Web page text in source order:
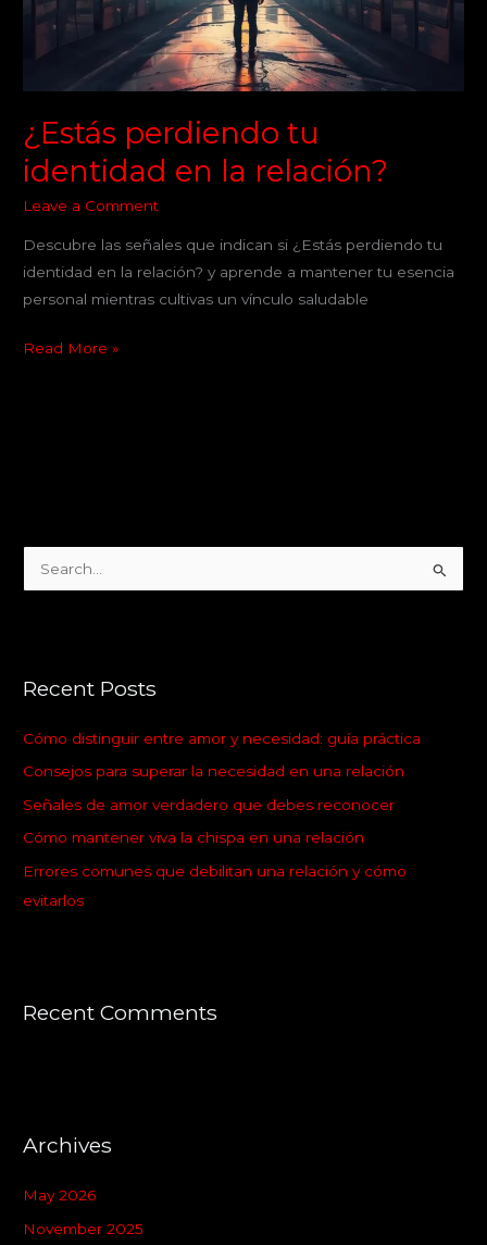
¿Estás perdiendo tu
identidad en la relación?
Leave a Comment
Descubre las señales que indican si ¿Estás perdiendo tu
identidad en la relación? y aprende a mantener tu esencia
personal mientras cultivas un vínculo saludable
relación?
Read More »
c
f
o
r
:
Recent Posts
Cómo distinguir entre amor y necesidad: guía práctica
Consejos para superar la necesidad en una relación
Señales de amor verdadero que debes reconocer
Cómo mantener viva la chispa en una relación
Errores comunes que debilitan una relación y cómo
evitarlos
Recent Comments
Archives
May 2026
November 2025